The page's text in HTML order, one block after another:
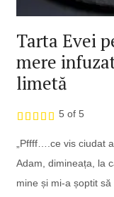
Tarta Evei
mere
limetă
5 of 5
„Pffff….ce vis ciudat
Adam, dimineața, la
mine și mi-a șoptit să